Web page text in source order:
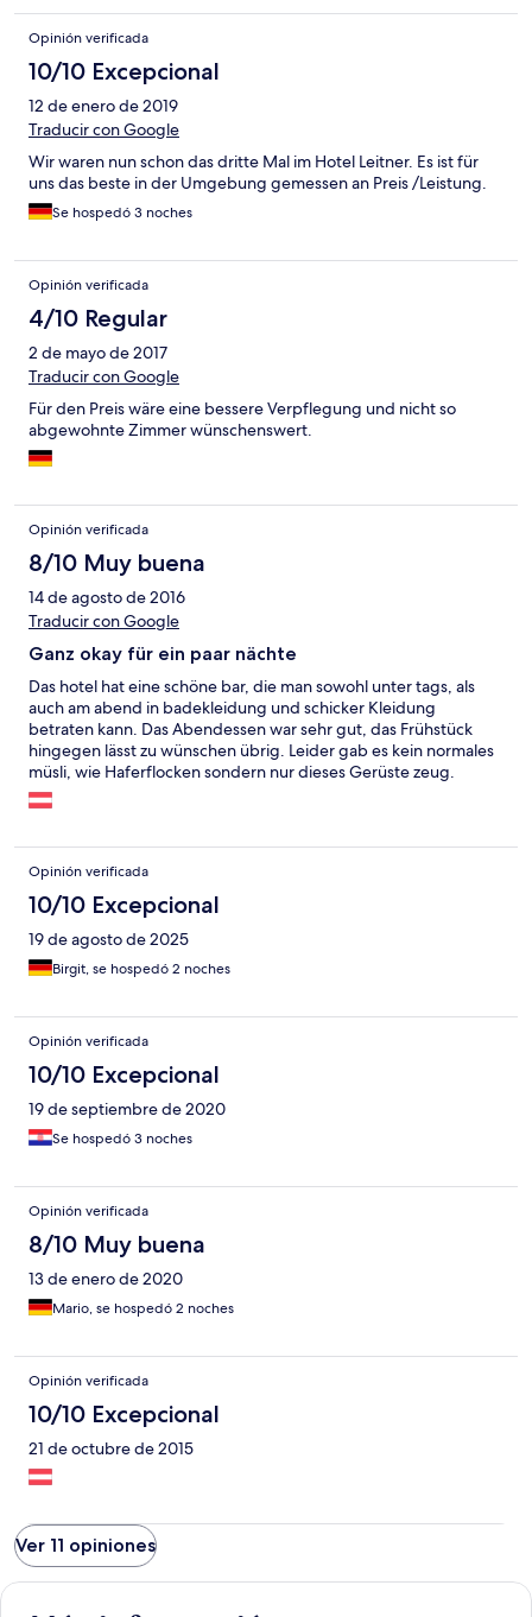
Opinión verificada
10/10 Excepcional
12 de enero de 2019
Traducir con Google
Wir waren nun schon das dritte Mal im Hotel Leitner. Es ist für
uns das beste in der Umgebung gemessen an Preis /Leistung.
Se hospedó 3 noches
Opinión verificada
4/10 Regular
2 de mayo de 2017
Traducir con Google
Für den Preis wäre eine bessere Verpflegung und nicht so
abgewohnte Zimmer wünschenswert.
Opinión verificada
8/10 Muy buena
14 de agosto de 2016
Traducir con Google
Ganz okay für ein paar nächte
Das hotel hat eine schöne bar, die man sowohl unter tags, als
auch am abend in badekleidung und schicker Kleidung
betraten kann. Das Abendessen war sehr gut, das Frühstück
hingegen lässt zu wünschen übrig. Leider gab es kein normales
müsli, wie Haferflocken sondern nur dieses Gerüste zeug.
Ebenfalls gefehlt hat frisches Obst und Gemüse aus der Region,
es gab nur exotische Früchte wie Annanas, Kiwi und Co. Es gab
zur therme loipersdorf gibt. Das Zimmer war sauber und es gab
zwei Fernseher. Einer war in der oberen Etage und eines in der
unteren. Nach oben kommt man durch eine Wendeltreppe die
sehr eng und unkomfortabel ist. Ich hab mich dem öfteren
hingehören und einmal bin ich sogar ausgerutscht und hab mir
Opinión verificada
10/10 Excepcional
19 de agosto de 2025
Birgit, se hospedó 2 noches
Opinión verificada
10/10 Excepcional
19 de septiembre de 2020
Se hospedó 3 noches
Opinión verificada
8/10 Muy buena
13 de enero de 2020
Mario, se hospedó 2 noches
Opinión verificada
10/10 Excepcional
21 de octubre de 2015
Ver 11 opiniones